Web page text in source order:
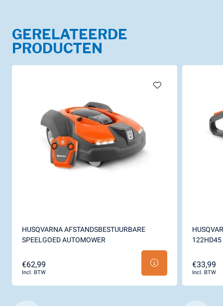
GERELATEERDE
PRODUCTEN
HUSQVARNA AFSTANDSBESTUURBARE
SPEELGOED AUTOMOWER
€62,99
Incl. BTW
122HD45
€33,99
Incl. BTW